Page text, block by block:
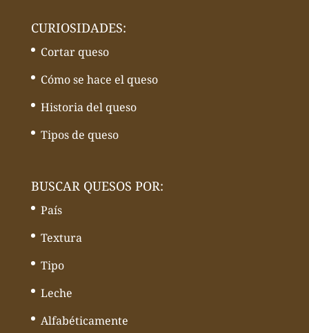
CURIOSIDADES:
Cortar queso
Cómo se hace el queso
Historia del queso
Tipos de queso
BUSCAR QUESOS POR:
País
Textura
Tipo
Leche
Alfabéticamente